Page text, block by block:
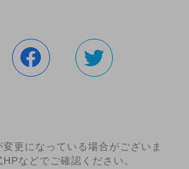
更になっている場合がございま
などでご確認ください。